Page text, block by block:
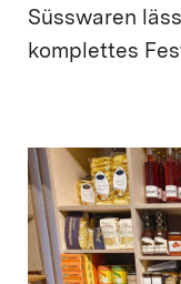
Süsswaren
komplettes